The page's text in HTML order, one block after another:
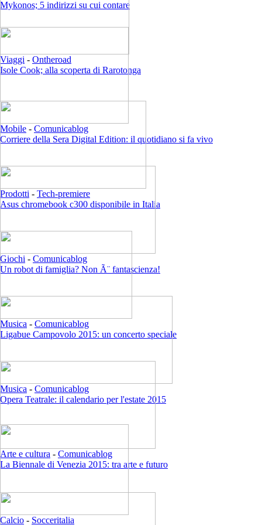
Mykonos; 5 indirizzi su cui contare
Viaggi - Ontheroad
Isole Cook; alla scoperta di Rarotonga
Mobile - Comunicablog
Corriere della Sera Digital Edition: il quotidiano si fa vivo
Prodotti - Tech-premiere
Asus chromebook c300 disponibile in Italia
Giochi - Comunicablog
Un robot di famiglia? Non Ã¨ fantascienza!
Musica - Comunicablog
Ligabue Campovolo 2015: un concerto speciale
Musica - Comunicablog
Opera Teatrale: il calendario per l'estate 2015
Arte e cultura - Comunicablog
La Biennale di Venezia 2015: tra arte e futuro
Calcio - Socceritalia